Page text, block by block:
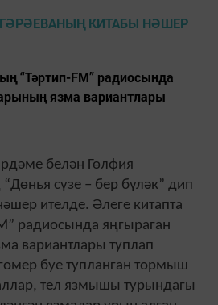
“Тәртип-FМ” радиосында
язма вариантлары
белән Гөлфия
сүзе – бер бүләк” дип
ителде. Әлеге китапта
радиосында яңгыраган
вариантлары туплап
буе тупланган тормыш
тел язмышы турындагы